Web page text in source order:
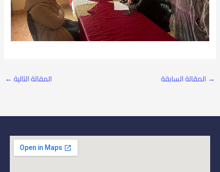
→ المقالة السابقة المقالة التالية ←